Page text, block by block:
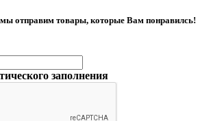
отправим товары, которые Вам понравилсь!
заполнения